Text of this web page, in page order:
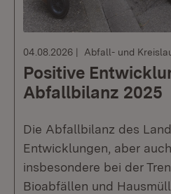
04.08.2026 Abfall- und
Positive
Abfallbilanz 2025
Die Abfallbilanz des
Entwicklungen, aber
insbesondere bei der
Bioabfällen und Hausmüll.